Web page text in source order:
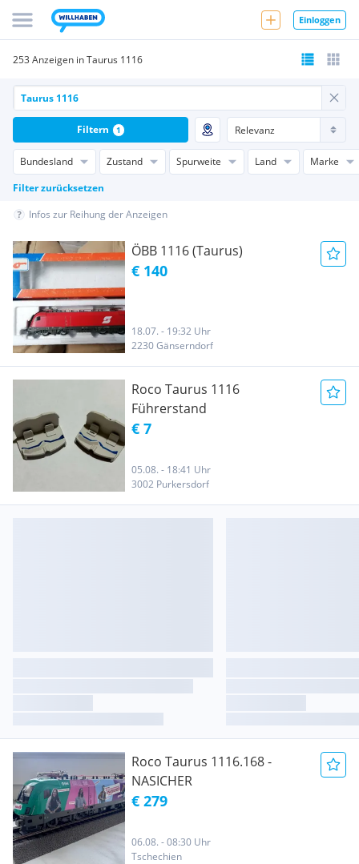
Einloggen
253 Anzeigen in Taurus 1116
Bundesland Zustand Spurweite Land
Marke
Filter zurücksetzen
Filtern 1
Infos zur Reihung der Anzeigen
ÖBB 1116 (Taurus)
€ 140
18.07. - 19:32 Uhr
2230 Gänserndorf
Roco Taurus 1116
Führerstand
€ 7
05.08. - 18:41 Uhr
3002 Purkersdorf
Roco Taurus 1116.168 -
NASICHER
€ 279
06.08. - 08:30 Uhr
Tschechien